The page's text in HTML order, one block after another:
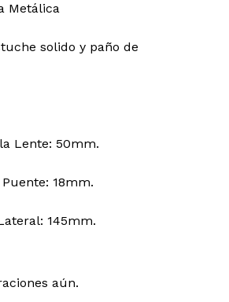
Metálica
solido y paño de
Lente: 50mm.
18mm.
145mm.
aún.